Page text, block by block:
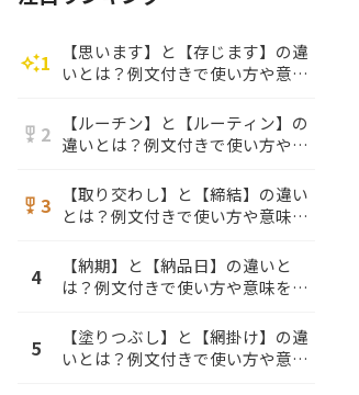
auto_awesome1
【思います】と【存じます】の違
いとは？例文付きで使い方や意味
military_tech 2
【ルーチン】と【ルーティン】の
違いとは？例文付きで使い方や意
military_tech 3
【取り交わし】と【締結】の違い
とは？例文付きで使い方や意味を
4
【納期】と【納品日】の違いと
は？例文付きで使い方や意味をわ
5
【塗りつぶし】と【網掛け】の違
いとは？例文付きで使い方や意味